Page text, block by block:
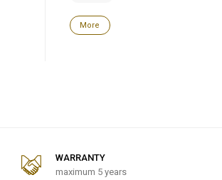
More
WARRANTY
maximum 5 years